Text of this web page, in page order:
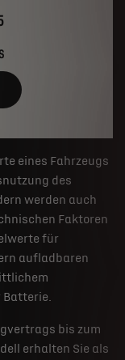
eines Fahrzeugs
des
werden auch
Faktoren
für
aufladbaren
Batterie.
bis zum
erhalten Sie als